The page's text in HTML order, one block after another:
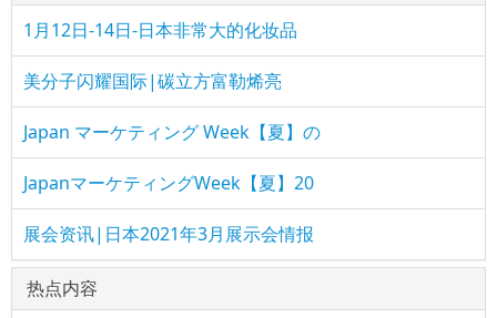
1月12日-14日-日本非常大的化妆品
美分子闪耀国际|碳立方富勒烯亮
Japan マーケティング Week【夏】の
JapanマーケティングWeek【夏】20
展会资讯|日本2021年3月展示会情报
热点内容